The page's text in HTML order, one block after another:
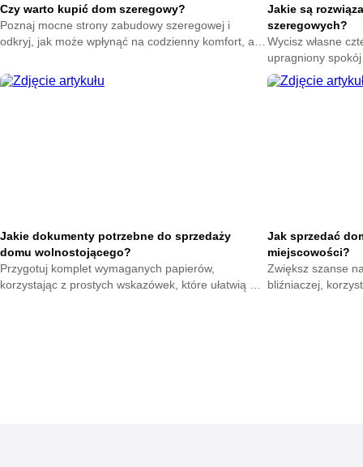
Czy warto kupić dom szeregowy?
Poznaj mocne strony zabudowy szeregowej i
odkryj, jak może wpłynąć na codzienny komfort, aby
dopasowaną do swoich potrzeb.
Jakie są
szeregowych?
Wycisz własne
upragniony
skuteczne ekrany
zza bocznej
Jakie dokumenty potrzebne do sprzedaży
domu wolnostojącego?
Przygotuj komplet wymaganych papierów,
korzystając z prostych wskazówek, które ułatwią Ci
Jak sprzedać
miejscowości?
Zwiększ szanse
bliźniaczej,